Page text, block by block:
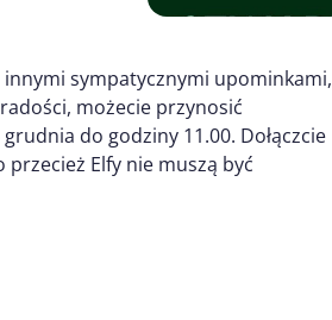
sympatycznymi upominkami,
możecie przynosić
do godziny 11.00. Dołączcie
Elfy nie muszą być